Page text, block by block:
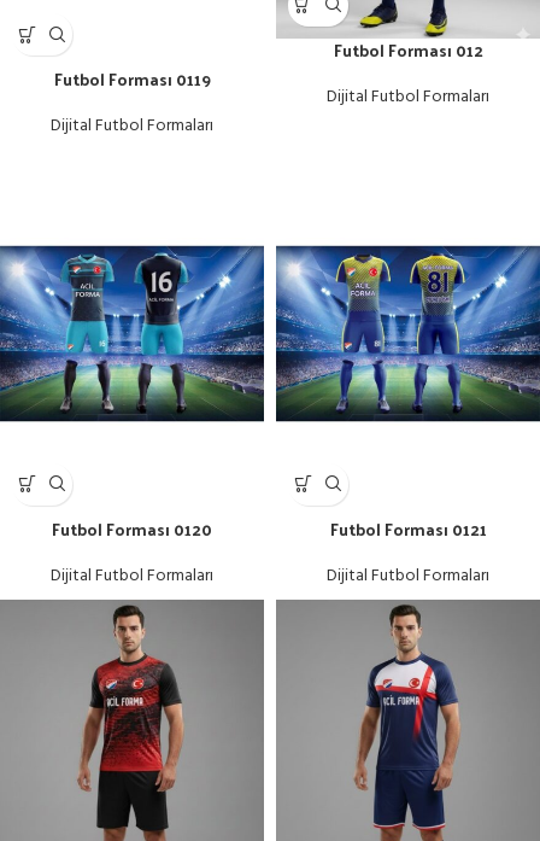
Futbol Forması 0119
Dijital Futbol Formaları
Futbol Forması 012
Dijital Futbol Formaları
Futbol Forması 0120
Dijital Futbol Formaları
Futbol Forması 0121
Dijital Futbol Formaları